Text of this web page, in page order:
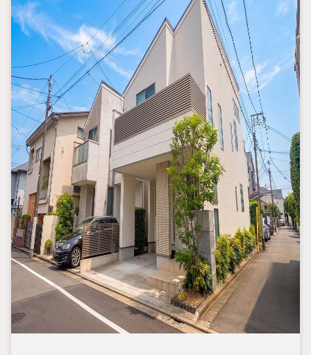
◎個別FP相談会 無料
物件のご紹介だけでなく住宅ローン・資金のご相談、
まずは家探しについて話を聞きたいという方も大歓迎です！
年間8000棟以上の限定物件を発表しているオープンハウスだから
出会える物件が多数ございます。
ぜひお気軽にご連絡・ご相談ください！
※限定物件:当社のみ、もしくは当社を含めた数社でのみご紹介可
能なオープンハウス・ディベロップメントの物件